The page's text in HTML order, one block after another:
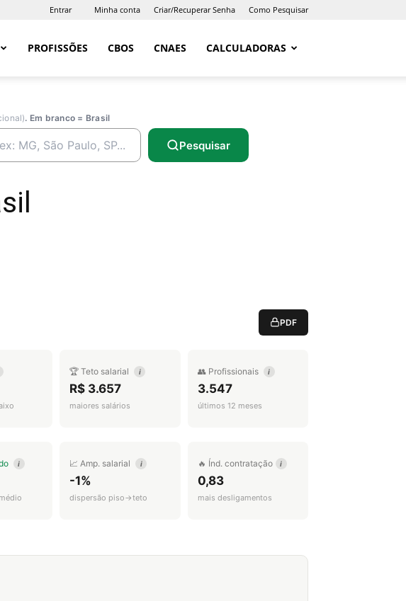
Entrar Minha conta Criar/Recuperar Senha Como Pesquisar
PROFISSÕES CBOS CNAES CALCULADORAS
. Em branco = Brasil
Pesquisar
PDF
🏆 Teto salarial i
R$ 3.657
maiores salários
👥 Profissionais i
3.547
últimos 12 meses
i 📈 Amp. salarial i
-1%
dispersão piso→teto
🔥 Índ. contratação i
0,83
mais desligamentos